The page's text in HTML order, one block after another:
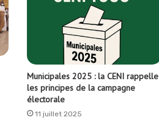
Municipales 2025 : la CENI rappelle
les principes de la campagne
électorale
11 juillet 2025